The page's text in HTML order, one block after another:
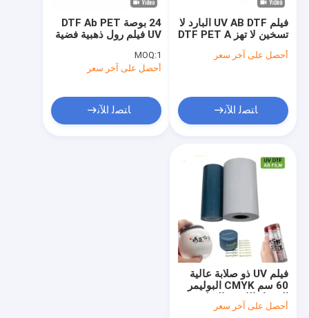
مواد الطباعة بالترقية
24 بوصة DTF Ab PET
UV فيلم رول ذهبية فضية
MOQ:1
أحصل على آخر سعر
ﺎﺘﺼﻟ ﺍﻶﻧ
فيلم UV AB DTF البارد لا
تسخين لا تهز DTF PET A
أحصل على آخر سعر
ﺎﺘﺼﻟ ﺍﻶﻧ
فيلم UV ذو صلابة عالية
60 سم CMYK البوليمر
B
أحصل على آخر سعر